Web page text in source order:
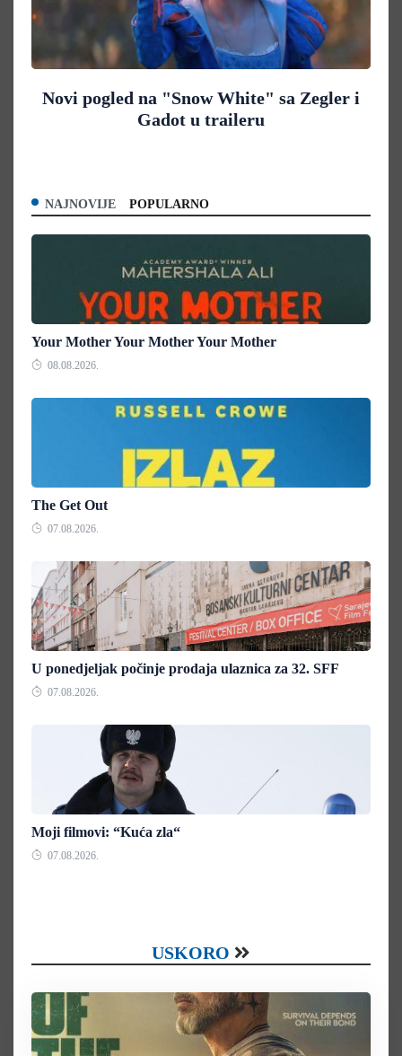
Novi pogled na "Snow White" sa Zegler i
Gadot u traileru
NAJNOVIJE POPULARNO
Your Mother Your Mother Your Mother
08.08.2026.
The Get Out
07.08.2026.
U ponedjeljak počinje prodaja ulaznica za 32. SFF
07.08.2026.
Moji filmovi: “Kuća zla“
07.08.2026.
USKORO